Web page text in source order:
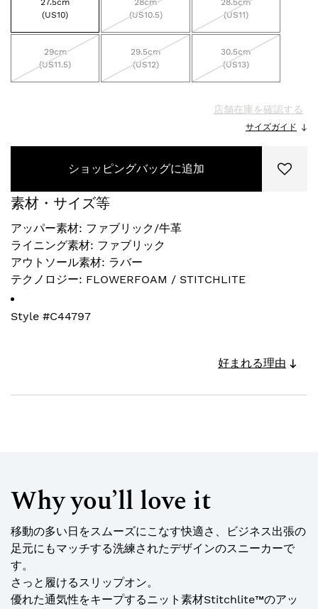
27.5cm
(US10)
28cm
(US10.5)
28.5cm
(US11)
29cm
(US11.5)
29.5cm
(US12)
30.5cm
(US13)
店舗在庫を確認する
サイズガイド
ショッピングバッグに追加
素材・サイズ等
アッパー素材: ファブリック/牛革
ライニング素材: ファブリック
アウトソール素材: ラバー
テクノロジー: FLOWERFOAM / STITCHLITE
Style #C44797
好まれる理由
Why you’ll love it
移動の多い日をスムーズにこなす快適さ、ビジネス出張の
足元にもマッチする洗練されたデザインのスニーカーで
す。
さっと履けるスリップオン。
優れた通気性をキープするニット素材Stitchlite™のアッ